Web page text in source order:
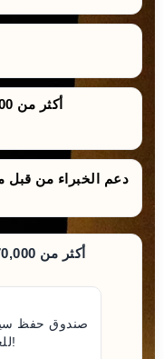
دعم الخبراء من
أكثر من 70,000 عميل راضٍ منذ سنة 1999
صندوق حفظ
للغاية وبنية متينة. أنصح به بشدة!